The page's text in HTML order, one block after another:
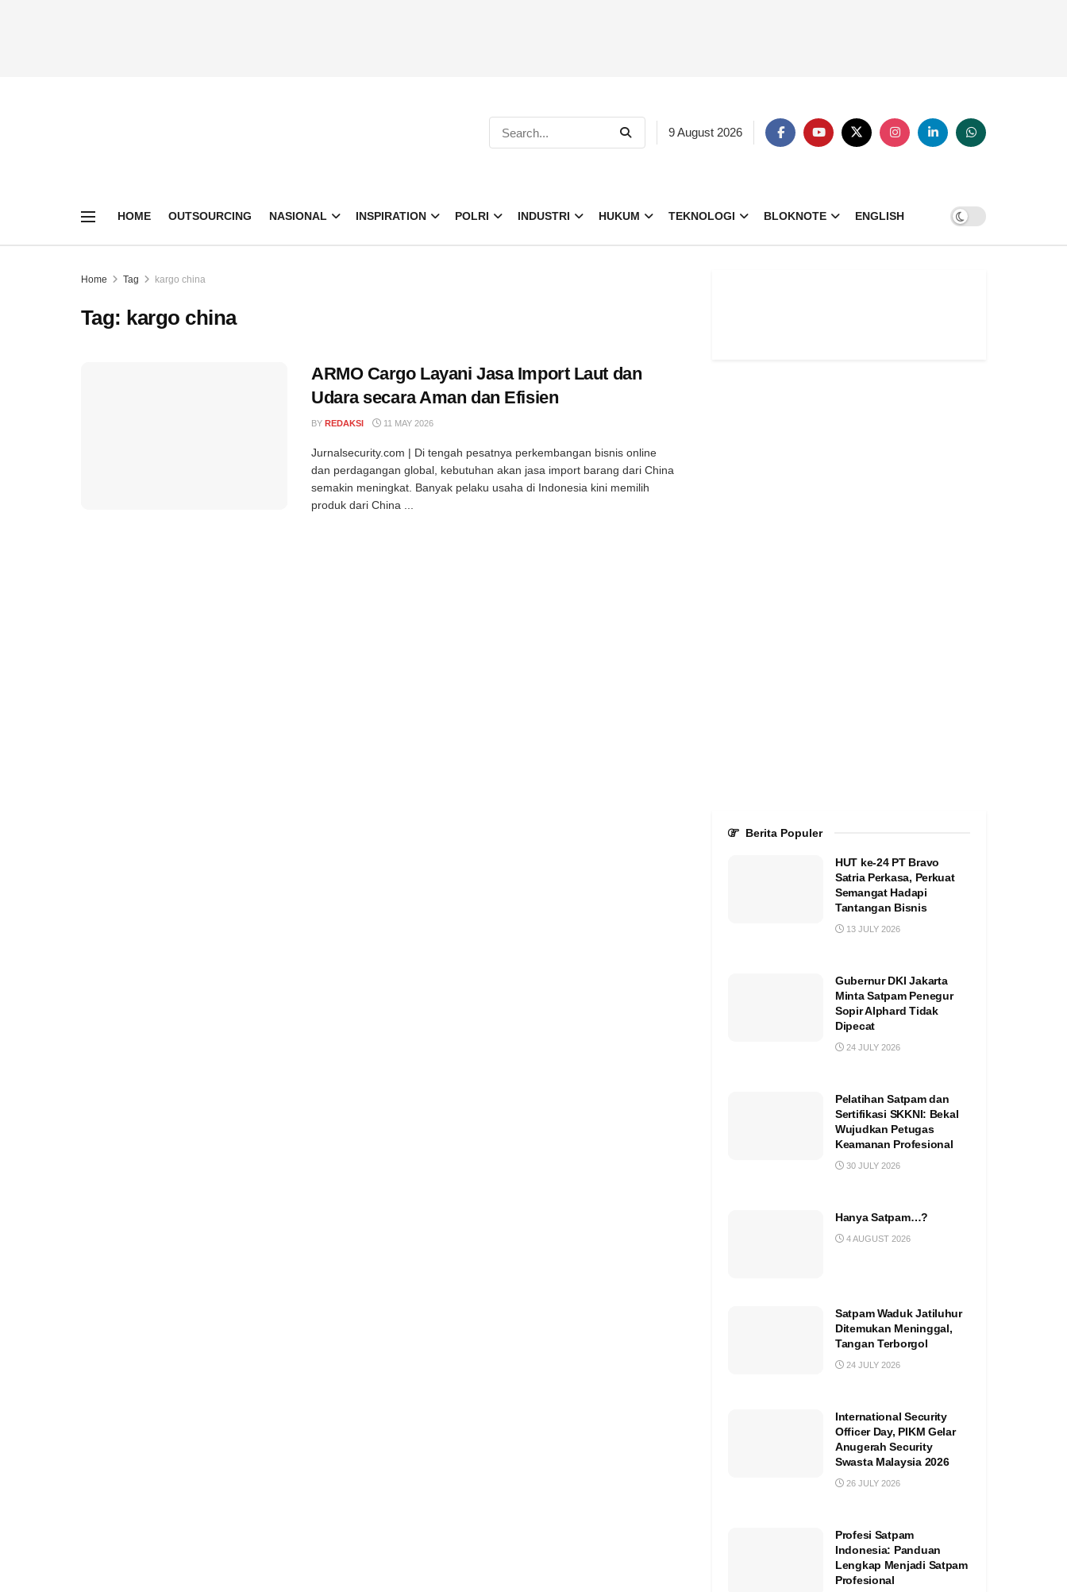
9 August 2026
HOME OUTSOURCING NASIONAL INSPIRATION POLRI INDUSTRI HUKUM TEKNOLOGI BLOKNOTE ENGLISH
Home Tag kargo china
Tag: kargo china
ARMO Cargo Layani Jasa Import Laut dan
Udara secara Aman dan Efisien
BY REDAKSI 11 MAY 2026
Jurnalsecurity.com | Di tengah pesatnya perkembangan bisnis online
dan perdagangan global, kebutuhan akan jasa import barang dari China
semakin meningkat. Banyak pelaku usaha di Indonesia kini memilih
produk dari China ...
Berita Populer
HUT ke-24 PT Bravo
Satria Perkasa, Perkuat
Semangat Hadapi
Tantangan Bisnis
13 JULY 2026
Gubernur DKI Jakarta
Minta Satpam Penegur
Sopir Alphard Tidak
Dipecat
24 JULY 2026
Pelatihan Satpam dan
Sertifikasi SKKNI: Bekal
Wujudkan Petugas
Keamanan Profesional
30 JULY 2026
Hanya Satpam…?
4 AUGUST 2026
Satpam Waduk Jatiluhur
Ditemukan Meninggal,
Tangan Terborgol
24 JULY 2026
International Security
Officer Day, PIKM Gelar
Anugerah Security
Swasta Malaysia 2026
26 JULY 2026
Profesi Satpam
Indonesia: Panduan
Lengkap Menjadi Satpam
Profesional